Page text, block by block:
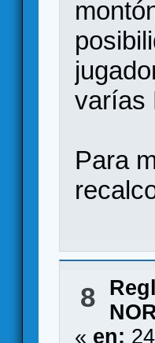
varías
Para
8
« en: